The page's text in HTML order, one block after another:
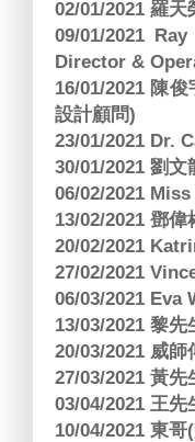
02/01/2021 羅
09/01/2021
Director &
16/01/2021 陳
設計顧問)
23/01/2021 Dr.
30/01/2021 劉
06/02/2021
13/02/2021 鄧
20/02/2021
27/02/2021
06/03/2021 Eva
13/03/2021 黎
20/03/2021 威
27/03/2021 黃
03/04/2021 王
10/04/2021 東